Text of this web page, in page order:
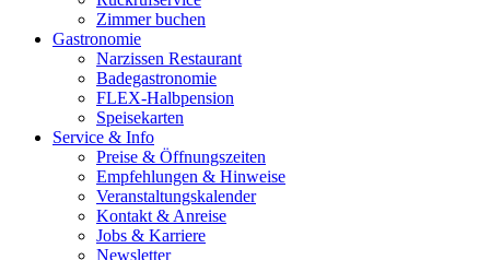
Zimmer buchen
Gastronomie
Narzissen Restaurant
Badegastronomie
FLEX-Halbpension
Speisekarten
Service & Info
Preise & Öffnungszeiten
Empfehlungen & Hinweise
Veranstaltungskalender
Kontakt & Anreise
Jobs & Karriere
Newsletter